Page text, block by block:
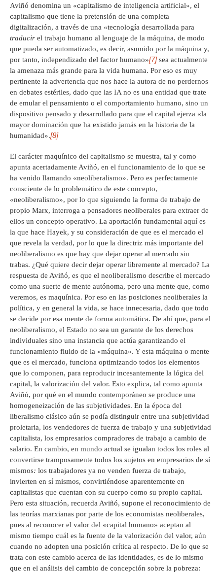
Aviñó denomina un «capitalismo de inteligencia artificial», el
capitalismo que tiene la pretensión de una completa
digitalización, a través de una «tecnología desarrollada para
traducir el trabajo humano al lenguaje de la máquina, de modo
que pueda ser automatizado, es decir, asumido por la máquina y,
por tanto, independizado del factor humano»[7]sea actualmente
la amenaza más grande para la vida humana. Por eso es muy
pertinente la advertencia que nos hace la autora de no perdernos
en debates estériles, dado que las IA no es una entidad que trate
de emular el pensamiento o el comportamiento humano, sino un
dispositivo pensado y desarrollado para que el capital ejerza «la
mayor dominación que ha existido jamás en la historia de la
humanidad».[8]
El carácter maquínico del capitalismo se muestra, tal y como
apunta acertadamente Aviñó, en el funcionamiento de lo que se
ha venido llamando «neoliberalismo». Pero es perfectamente
consciente de lo problemático de este concepto,
«neoliberalismo», por lo que siguiendo la forma de trabajo de
propio Marx, interroga a pensadores neoliberales para extraer de
ellos un concepto operativo. La aportación fundamental aquí es
la que hace Hayek, y su consideración de que es el mercado el
que revela la verdad, por lo que la directriz más importante del
neoliberalismo es que hay que dejar operar al mercado sin
trabas. ¿Qué quiere decir dejar operar libremente al mercado? La
respuesta de Aviñó, es que el neoliberalismo describe el mercado
como una suerte de mente autónoma, pero una mente que, como
veremos, es maquínica. Por eso en las posiciones neoliberales la
política, y en general la vida, se hace innecesaria, dado que todo
se decide por esa mente de forma automática. De ahí que, para el
neoliberalismo, el Estado no sea un garante de los derechos
individuales sino una instancia que actúa garantizando el
funcionamiento fluido de la «máquina». Y esta máquina o mente
que es el mercado, funciona optimizando todos los elementos
que lo componen, para reproducir incesantemente la lógica del
capital, la valorización del valor. Esto explica, tal como apunta
Aviñó, por qué en el mundo contemporáneo se produce una
homogeneización de las subjetividades. En la época del
liberalismo clásico aún se podía distinguir entre una subjetividad
proletaria, los vendedores de fuerza de trabajo y una subjetividad
capitalista, los empresarios compradores de trabajo a cambio de
salario. En cambio, en mundo actual se igualan todos los roles al
convertirse tramposamente todos los sujetos en empresarios de sí
mismos: los trabajadores ya no venden fuerza de trabajo,
invierten en sí mismos, convirtiéndose aparentemente en
capitalistas que cuentan con su cuerpo como su propio capital.
Pero esta situación, recuerda Aviñó, supone el reconocimiento de
las teorías marxianas por parte de los economistas neoliberales,
pues al reconocer el valor del «capital humano» aceptan al
mismo tiempo cuál es la fuente de la valorización del valor, aún
cuando no adopten una posición crítica al respecto. De lo que se
trata con este cambio acerca de las identidades, es de lo mismo
que en el análisis del cambio de concepción sobre la pobreza: